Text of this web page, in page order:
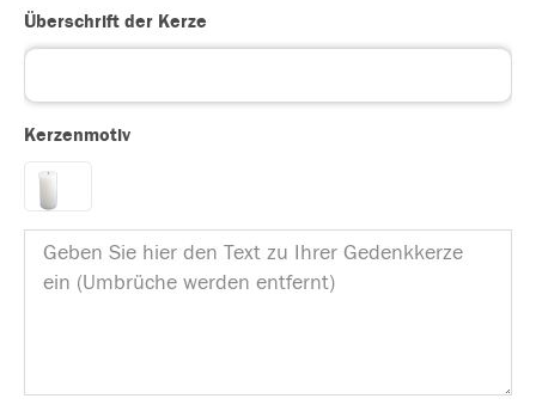
Überschrift der Kerze
Kerzenmotiv